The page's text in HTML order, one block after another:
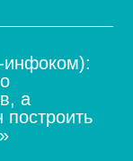
инфоком):
а
построить